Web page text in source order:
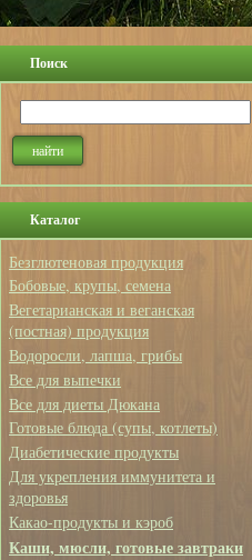
Поиск
Каталог
Безглютеновая продукция
Бобовые, крупы, семена
Вегетарианская и веганская
(постная) продукция
Водоросли, лапша, грибы
Все для выпечки
Все для диеты Дюкана
Готовые блюда (супы, котлеты)
Диабетические продукты
Для укрепления иммунитета и
здоровья
Какао-продукты и кэроб
Каши, мюсли, готовые завтраки